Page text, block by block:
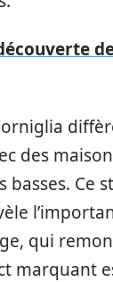
des
Ce
qui
marquant